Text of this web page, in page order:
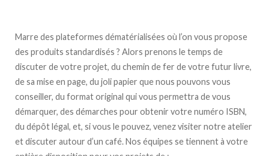
Marre des plateformes dématérialisées où l’on vous propose
des produits standardisés ? Alors prenons le temps de
discuter de votre projet, du chemin de fer de votre futur livre,
de sa mise en page, du joli papier que nous pouvons vous
conseiller, du format original qui vous permettra de vous
démarquer, des démarches pour obtenir votre numéro ISBN,
du dépôt légal, et, si vous le pouvez, venez visiter notre atelier
et discuter autour d’un café. Nos équipes se tiennent à votre